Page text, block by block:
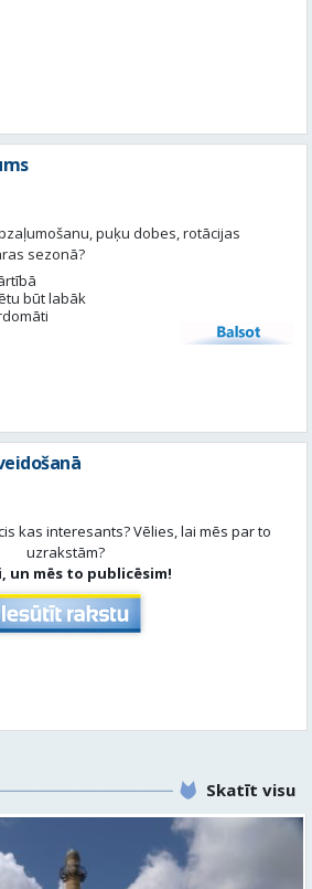
puķu dobes, rotācijas
sezonā?
būt labāk
Balsot
kas interesants? Vēlies, lai mēs par to
uzrakstām?
un mēs to publicēsim!
Skatīt visu